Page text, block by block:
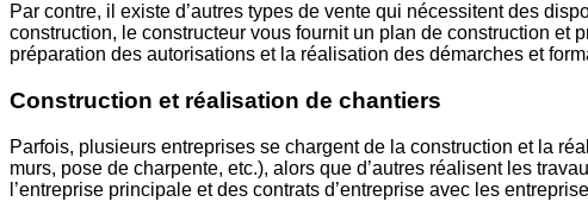
Par contre, il existe d’autres types de vente qui nécessitent des
construction, le constructeur vous fournit un plan de construction et
préparation des autorisations et la réalisation des démarches et
Construction et réalisation de chantiers
Parfois, plusieurs entreprises se chargent de la construction et la
murs, pose de charpente, etc.), alors que d’autres réalisent les
l’entreprise principale et des contrats d’entreprise avec les